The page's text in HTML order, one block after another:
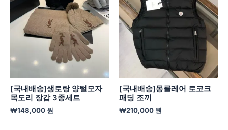
[국내배송]생로랑 양털모자
목도리 장갑 3종세트
₩148,000 원
[국내배송]몽클레어 로코크
패딩 조끼
₩210,000 원